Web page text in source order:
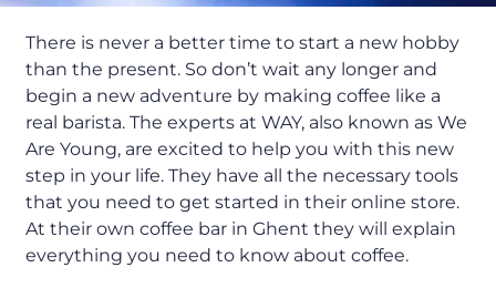
There is never a better time to start a new hobby
than the present. So don’t wait any longer and
begin a new adventure by making coffee like a
real barista. The experts at WAY, also known as We
Are Young, are excited to help you with this new
step in your life. They have all the necessary tools
that you need to get started in their online store.
At their own coffee bar in Ghent they will explain
everything you need to know about coffee.